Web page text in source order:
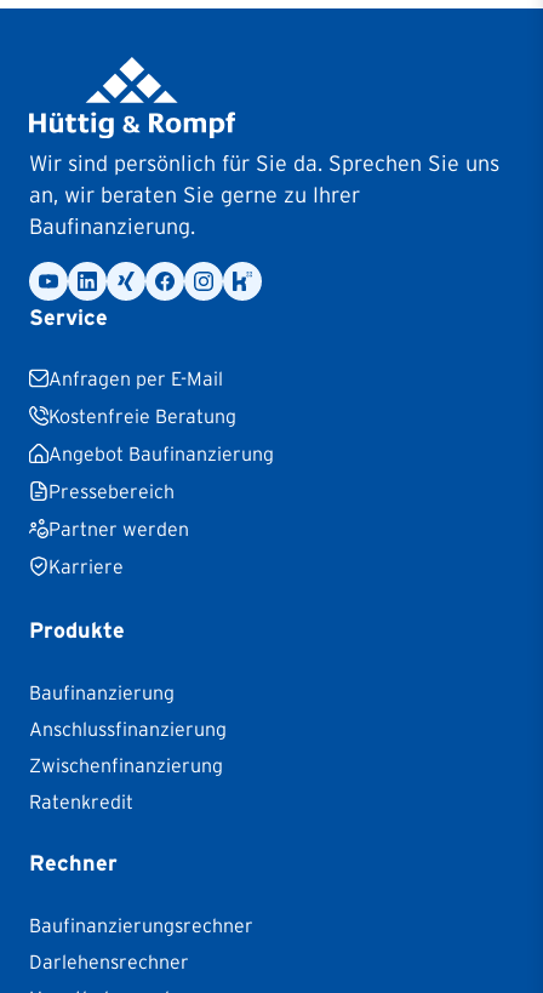
Wir sind persönlich für Sie da. Sprechen Sie uns
an, wir beraten Sie gerne zu Ihrer
Baufinanzierung.
Service
Anfragen per E-Mail
Kostenfreie Beratung
Angebot Baufinanzierung
Pressebereich
Partner werden
Karriere
Produkte
Baufinanzierung
Anschlussfinanzierung
Zwischenfinanzierung
Ratenkredit
Rechner
Baufinanzierungsrechner
Darlehensrechner